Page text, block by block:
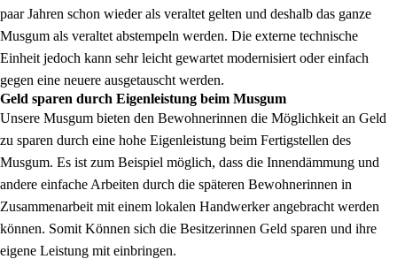
paar Jahren schon wieder als veraltet gelten und deshalb das ganze
Musgum als veraltet abstempeln werden. Die externe technische
Einheit jedoch kann sehr leicht gewartet modernisiert oder einfach
gegen eine neuere ausgetauscht werden.
Geld sparen durch Eigenleistung beim Musgum
Unsere Musgum bieten den Bewohnerinnen die Möglichkeit an Geld
zu sparen durch eine hohe Eigenleistung beim Fertigstellen des
Musgum. Es ist zum Beispiel möglich, dass die Innendämmung und
andere einfache Arbeiten durch die späteren Bewohnerinnen in
Zusammenarbeit mit einem lokalen Handwerker angebracht werden
können. Somit Können sich die Besitzerinnen Geld sparen und ihre
eigene Leistung mit einbringen.